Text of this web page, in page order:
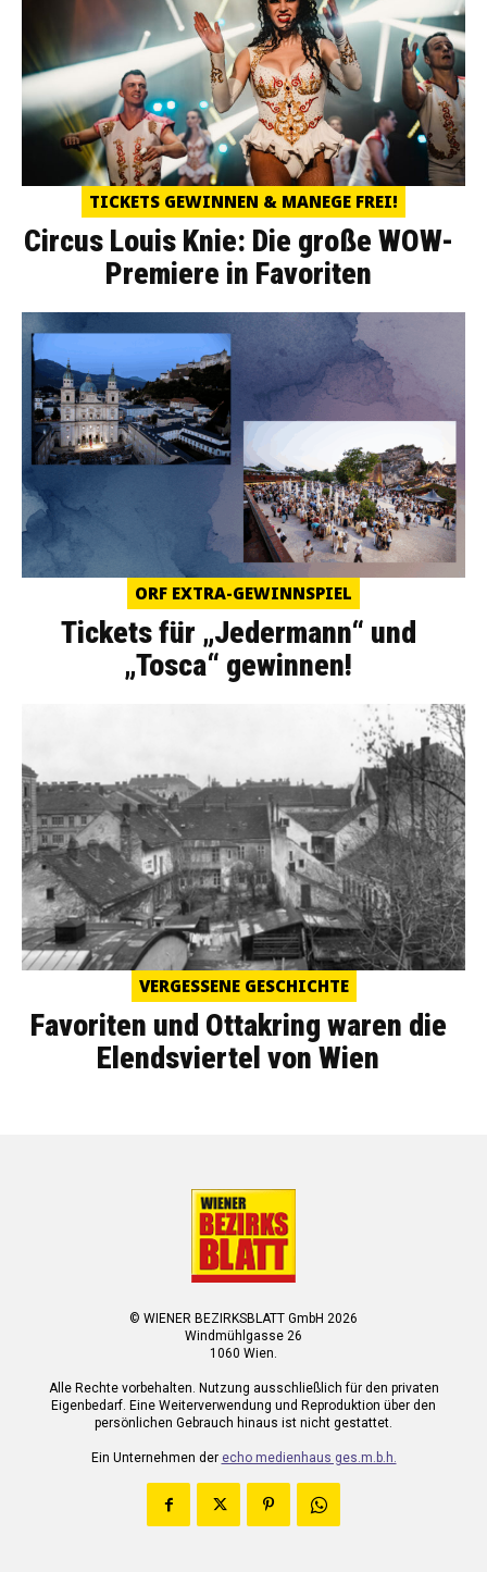
TICKETS GEWINNEN & MANEGE FREI!
Circus Louis Knie: Die große WOW-
Premiere in Favoriten
ORF EXTRA-GEWINNSPIEL
Tickets für „Jedermann“ und
„Tosca“ gewinnen!
VERGESSENE GESCHICHTE
Favoriten und Ottakring waren die
Elendsviertel von Wien
© WIENER BEZIRKSBLATT GmbH 2026
Windmühlgasse 26
1060 Wien.
Alle Rechte vorbehalten. Nutzung ausschließlich für den privaten
Eigenbedarf. Eine Weiterverwendung und Reproduktion über den
persönlichen Gebrauch hinaus ist nicht gestattet.
Ein Unternehmen der echo medienhaus ges.m.b.h.